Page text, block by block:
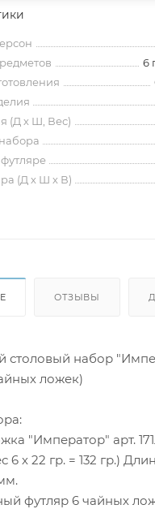
6
(Д х Ш, Вес)
(Д х Ш х В)
ОТЗЫВЫ
столовый набор
ложек)
"Император" арт.
6 х 22 гр. = 132 гр.)
футляр 6 чайных